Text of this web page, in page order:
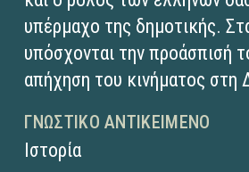
υπέρμαχο της δημοτικής.
υπόσχονται την προάσπισή
απήχηση του κινήματος στη
ΓΝΩΣΤΙΚΌ ΑΝΤΙΚΕΊΜΕΝΟ
Ιστορία